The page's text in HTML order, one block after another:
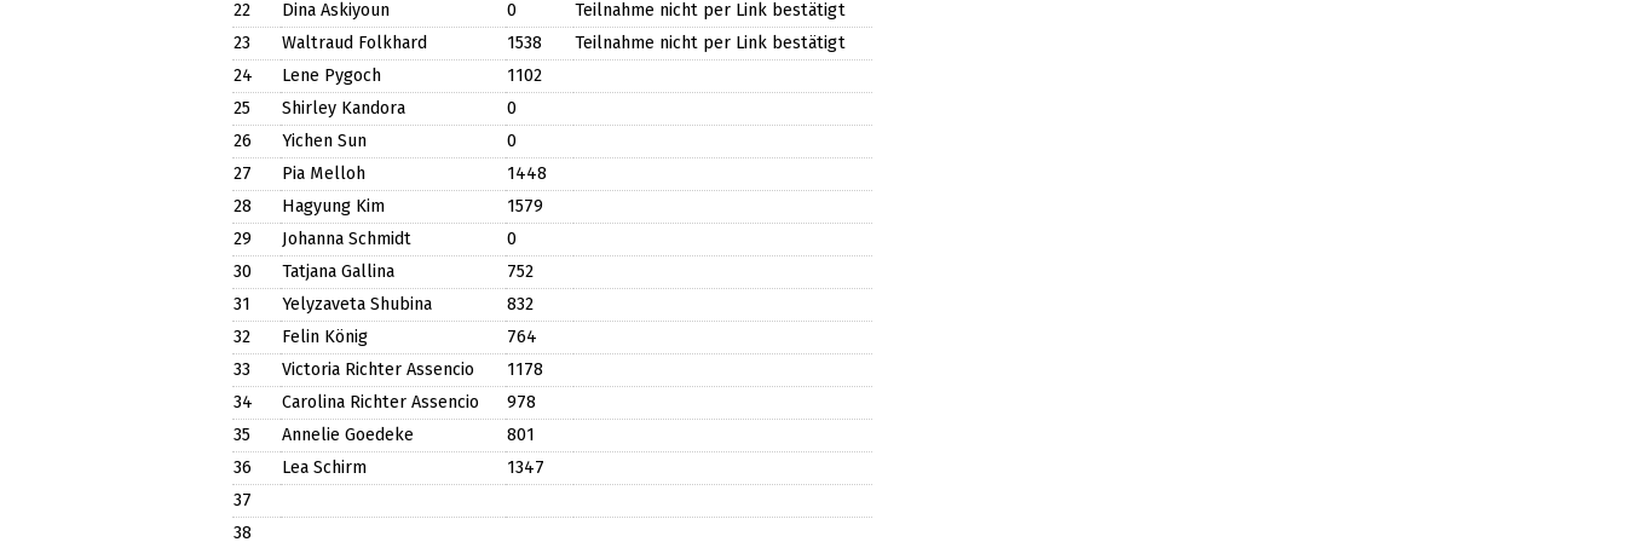
22 Dina Askiyoun 0
Teilnahme nicht per Link bestätigt
23
Waltraud Folkhard 1538
Teilnahme nicht per Link bestätigt
24
Lene Pygoch
1102
25
Shirley Kandora
0
26
Yichen Sun
0
27
Pia Melloh
1448
28
Hagyung Kim
1579
29
Johanna Schmidt
0
30
Tatjana Gallina
752
31
Yelyzaveta Shubina
832
32
Felin König
764
33
Victoria Richter Assencio
1178
34
Carolina Richter Assencio
978
35
Annelie Goedeke
801
36
Lea Schirm
1347
37
38